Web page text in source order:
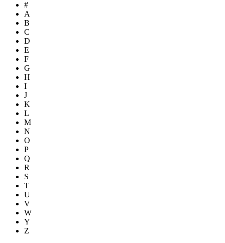
#
A
B
C
D
E
F
G
H
I
J
K
L
M
N
O
P
Q
R
S
T
U
V
W
Y
Z